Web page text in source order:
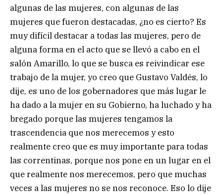
algunas de las mujeres, con algunas de las
mujeres que fueron destacadas, ¿no es cierto? Es
muy difícil destacar a todas las mujeres, pero de
alguna forma en el acto que se llevó a cabo en el
salón Amarillo, lo que se busca es reivindicar ese
trabajo de la mujer, yo creo que Gustavo Valdés, lo
dije, es uno de los gobernadores que más lugar le
ha dado a la mujer en su Gobierno, ha luchado y ha
bregado porque las mujeres tengamos la
trascendencia que nos merecemos y esto
realmente creo que es muy importante para todas
las correntinas, porque nos pone en un lugar en el
que realmente nos merecemos, pero que muchas
veces a las mujeres no se nos reconoce. Eso lo dije